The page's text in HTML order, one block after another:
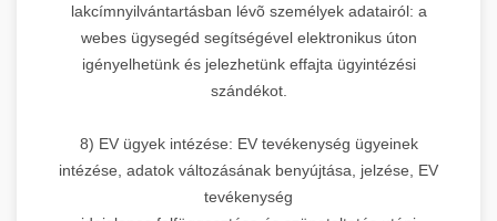
lakcímnyilvántartásban lévõ személyek adatairól: a
webes ügysegéd segítségével elektronikus úton
igényelhetünk és jelezhetünk effajta ügyintézési
szándékot.
8) EV ügyek intézése: EV tevékenység ügyeinek
intézése, adatok változásának benyújtása, jelzése, EV
tevékenység